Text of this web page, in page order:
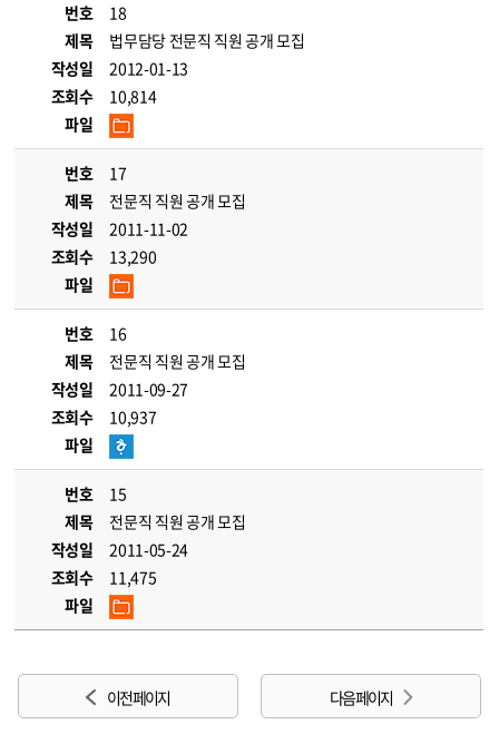
번호
18
제목
법무담당 전문직 직원 공개 모집
작성일
2012-01-13
조회수
10,814
파일
번호
17
제목
전문직 직원 공개 모집
작성일
2011-11-02
조회수
13,290
파일
번호
16
제목
전문직 직원 공개 모집
작성일
2011-09-27
조회수
10,937
파일
번호
15
제목
전문직 직원 공개 모집
작성일
2011-05-24
조회수
11,475
파일
이전 페이지 다음 페이지